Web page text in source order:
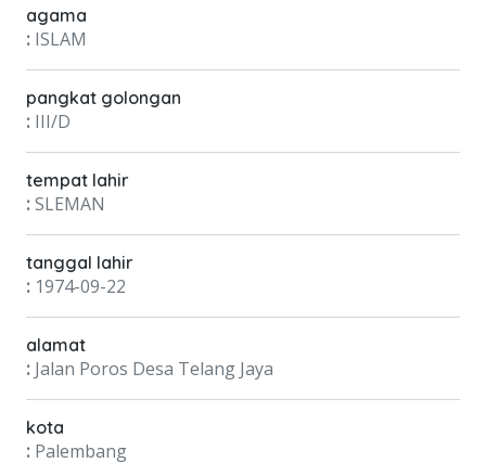
agama
: ISLAM
pangkat golongan
: III/D
tempat lahir
:SLEMAN
tanggal lahir
: 1974-09-22
alamat
: Jalan Poros Desa Telang Jaya
kota
: Palembang